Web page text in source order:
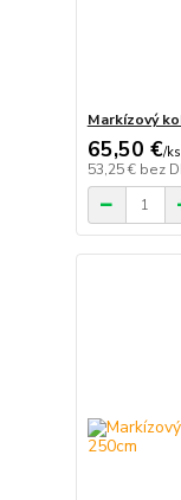
Markízový
65,50 €/ks
53,25 € bez